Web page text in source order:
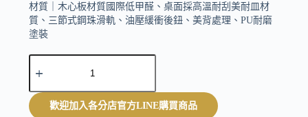
材質｜ 木心板材質國際低甲醛、桌面採高溫耐刮美耐皿材
質、三節式鋼珠滑軌、油壓緩衝後鈕、美背處理、PU耐磨
塗裝
e
r
歡迎加入各分店官方LINE購買商品